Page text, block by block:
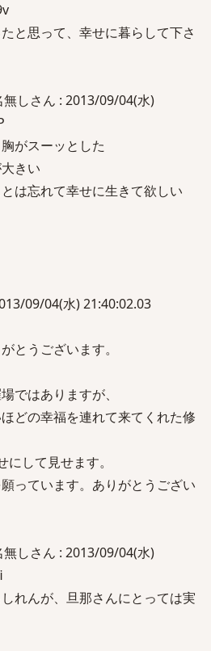
と思って、幸せに暮らして下さ
しさん : 2013/09/04(水)
がスーッとした
きい
は忘れて幸せに生きて欲しい
09/04(水) 21:40:02.03
とうございます。
ではありますが、
どの幸福を連れて来てくれた修
して見せます。
っています。ありがとうござい
しさん : 2013/09/04(水)
れんが、旦那さんにとっては実